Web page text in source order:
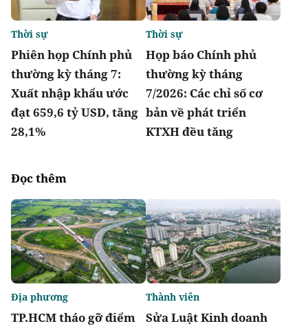
Phiên họp Chính phủ
thường kỳ tháng 7:
Xuất nhập khẩu ước
đạt 659,6 tỷ USD, tăng
28,1%
Thời sự
Họp báo Chính phủ
thường kỳ tháng
7/2026: Các chỉ số cơ
bản về phát triển
KTXH đều tăng
Thời sự
Đọc thêm
TP.HCM tháo gỡ điểm
Địa phương
Sửa Luật Kinh doanh
Thành viên